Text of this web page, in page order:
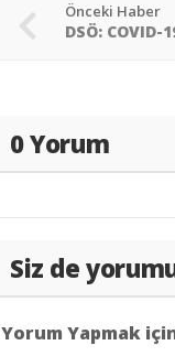
Önceki Haber
0 Yorum
Siz de
Yorum Yapmak